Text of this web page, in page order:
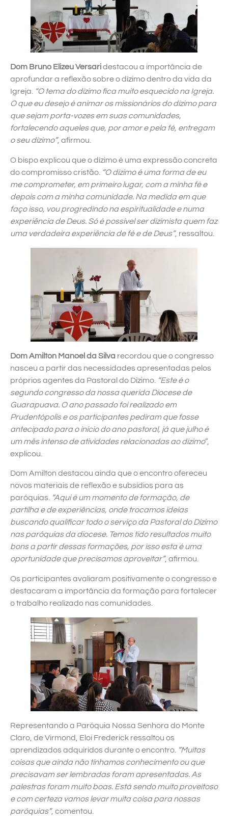
Dom Bruno Elizeu Versaridestacou a importância de
aprofundar a reflexão sobre o dízimo dentro da vida da
Igreja. “O tema do dízimo fica muito esquecido na Igreja.
O que eu desejo é animar os missionários do dízimo para
que sejam porta-vozes em suas comunidades,
fortalecendo aqueles que, por amor e pela fé, entregam
o seu dízimo”, afirmou.
O bispo explicou que o dízimo é uma expressão concreta
do compromisso cristão. “O dízimo é uma forma de eu
me comprometer, em primeiro lugar, com a minha fé e
depois com a minha comunidade. Na medida em que
faço isso, vou progredindo na espiritualidade e numa
experiência de Deus. Só é possível ser dizimista quem faz
uma verdadeira experiência de fé e de Deus”, ressaltou.
Dom Amilton Manoel da Silva recordou que o congresso
nasceu a partir das necessidades apresentadas pelos
próprios agentes da Pastoral do Dízimo. “Este é o
segundo congresso da nossa querida Diocese de
Guarapuava. O ano passado foi realizado em
Prudentópolis e os participantes pediram que fosse
antecipado para o início do ano pastoral, já que julho é
um mês intenso de atividades relacionadas ao dízimo”,
explicou.
Dom Amilton destacou ainda que o encontro ofereceu
novos materiais de reflexão e subsídios para as
paróquias. “Aqui é um momento de formação, de
partilha e de experiências, onde trocamos ideias
buscando qualificar todo o serviço da Pastoral do Dízimo
nas paróquias da diocese. Temos tido resultados muito
bons a partir dessas formações, por isso esta é uma
oportunidade que precisamos aproveitar”, afirmou.
Os participantes avaliaram positivamente o congresso e
destacaram a importância da formação para fortalecer
o trabalho realizado nas comunidades.
Representando a Paróquia Nossa Senhora do Monte
Claro, de Virmond, Eloi Frederick ressaltou os
aprendizados adquiridos durante o encontro. “Muitas
coisas que ainda não tínhamos conhecimento ou que
precisavam ser lembradas foram apresentadas. As
palestras foram muito boas. Está sendo muito proveitoso
e com certeza vamos levar muita coisa para nossas
paróquias”, comentou.